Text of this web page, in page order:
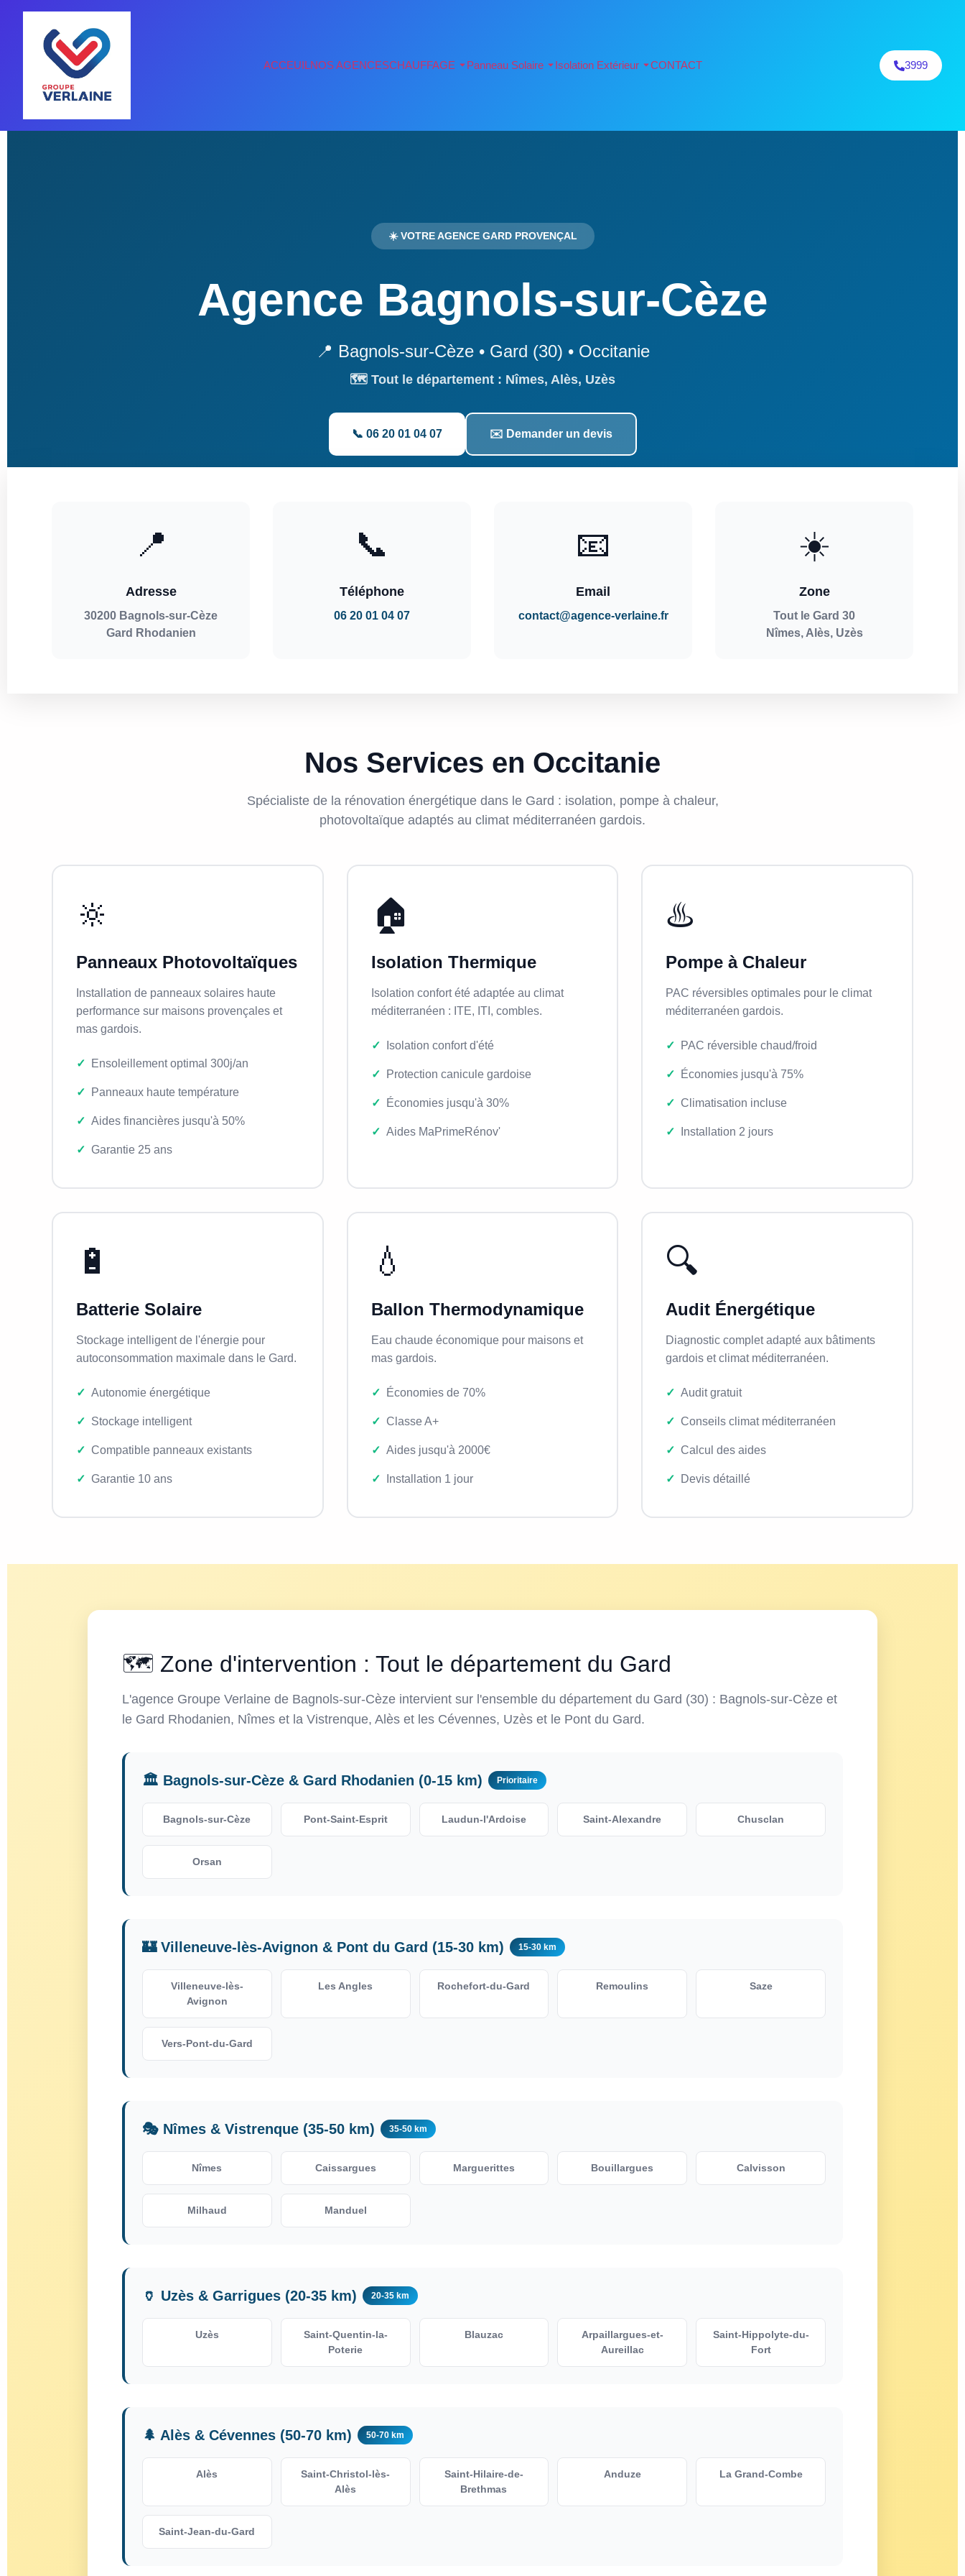
ACCEUIL NOS AGENCESCHAUFFAGE Panneau Solaire Isolation Extérieur CONTACT 3999
☀️ VOTRE AGENCE GARD PROVENÇAL
Agence Bagnols-sur-Cèze
📍 Bagnols-sur-Cèze • Gard (30) • Occitanie
🗺️ Tout le département : Nîmes, Alès, Uzès
📞 06 20 01 04 07 ✉️ Demander un devis
📍
Adresse
30200 Bagnols-sur-Cèze
Gard Rhodanien
📞
Téléphone
06 20 01 04 07
📧
Email
contact@agence-verlaine.fr
☀️
Zone
Tout le Gard 30
Nîmes, Alès, Uzès
Nos Services en Occitanie
Spécialiste de la rénovation énergétique dans le Gard : isolation, pompe à chaleur,
photovoltaïque adaptés au climat méditerranéen gardois.
🔆
Panneaux Photovoltaïques
Installation de panneaux solaires haute
performance sur maisons provençales et
mas gardois.
Ensoleillement optimal 300j/an
Panneaux haute température
Aides financières jusqu'à 50%
Garantie 25 ans
🏠
Isolation Thermique
Isolation confort été adaptée au climat
méditerranéen : ITE, ITI, combles.
Isolation confort d'été
Protection canicule gardoise
Économies jusqu'à 30%
Aides MaPrimeRénov'
♨️
Pompe à Chaleur
PAC réversibles optimales pour le climat
méditerranéen gardois.
PAC réversible chaud/froid
Économies jusqu'à 75%
Climatisation incluse
Installation 2 jours
🔋
Batterie Solaire
Stockage intelligent de l'énergie pour
autoconsommation maximale dans le Gard.
Autonomie énergétique
Stockage intelligent
Compatible panneaux existants
Garantie 10 ans
💧
Ballon Thermodynamique
Eau chaude économique pour maisons et
mas gardois.
Économies de 70%
Classe A+
Aides jusqu'à 2000€
Installation 1 jour
🔍
Audit Énergétique
Diagnostic complet adapté aux bâtiments
gardois et climat méditerranéen.
Audit gratuit
Conseils climat méditerranéen
Calcul des aides
Devis détaillé
🗺️ Zone d'intervention : Tout le département du Gard
L'agence Groupe Verlaine de Bagnols-sur-Cèze intervient sur l'ensemble du département du Gard (30) : Bagnols-sur-Cèze et
le Gard Rhodanien, Nîmes et la Vistrenque, Alès et les Cévennes, Uzès et le Pont du Gard.
🏛️ Bagnols-sur-Cèze & Gard Rhodanien (0-15 km) Prioritaire
Bagnols-sur-Cèze Pont-Saint-Esprit Laudun-l'Ardoise Saint-Alexandre Chusclan
Orsan
🏰 Villeneuve-lès-Avignon & Pont du Gard (15-30 km) 15-30 km
Villeneuve-lès-
Avignon
Les Angles Rochefort-du-Gard Remoulins Saze
Vers-Pont-du-Gard
🎭 Nîmes & Vistrenque (35-50 km) 35-50 km
Nîmes Caissargues Marguerittes Bouillargues Calvisson
Milhaud Manduel
🏺 Uzès & Garrigues (20-35 km) 20-35 km
Uzès
Saint-Quentin-la-
Poterie
Blauzac
Arpaillargues-et-
Aureillac
Saint-Hippolyte-du-
Fort
🌲 Alès & Cévennes (50-70 km) 50-70 km
Alès
Saint-Christol-lès-
Alès
Saint-Hilaire-de-
Brethmas
Anduze La Grand-Combe
Saint-Jean-du-Gard